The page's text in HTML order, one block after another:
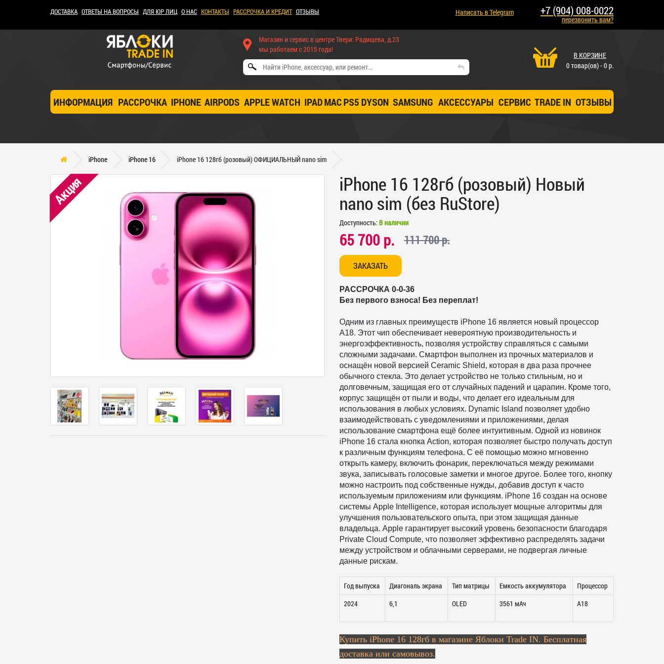
ДОСТАВКА ОТВЕТЫ НА ВОПРОСЫ ДЛЯ ЮР ЛИЦ О НАС КОНТАКТЫ РАССРОЧКА И КРЕДИТ ОТЗЫВЫ Написать в Telegram +7 (904) 008-0022
перезвонить вам?
Магазин и сервис в центре Твери: Радищева, д.23
мы работаем с 2015 года!
В КОРЗИНЕ
0 товар(ов) - 0 р.
ИНФОРМАЦИЯ РАССРОЧКА IPHONE AIRPODS APPLE WATCH IPADMACPS5 DYSON SAMSUNG АКСЕССУАРЫ СЕРВИС TRADE IN ОТЗЫВЫ
iPhone iPhone 16 iPhone 16 128гб (розовый) ОФИЦИАЛЬНЫЙ nano sim
Акция
iPhone 16 128гб (розовый) Новый
nano sim (без RuStore)
Доступность: В наличии
65 700 р. 111 700 р.
ЗАКАЗАТЬ
РАССРОЧКА 0-0-36
Без первого взноса! Без переплат!
Одним из главных преимуществ iPhone 16 является новый процессор
A18. Этот чип обеспечивает невероятную производительность и
энергоэффективность, позволяя устройству справляться с самыми
сложными задачами. Смартфон выполнен из прочных материалов и
оснащён новой версией Ceramic Shield, которая в два раза прочнее
обычного стекла. Это делает устройство не только стильным, но и
долговечным, защищая его от случайных падений и царапин. Кроме того,
корпус защищён от пыли и воды, что делает его идеальным для
использования в любых условиях. Dynamic Island позволяет удобно
взаимодействовать с уведомлениями и приложениями, делая
использование смартфона ещё более интуитивным. Одной из новинок
iPhone 16 стала кнопка Action, которая позволяет быстро получать доступ
к различным функциям телефона. С её помощью можно мгновенно
открыть камеру, включить фонарик, переключаться между режимами
звука, записывать голосовые заметки и многое другое. Более того, кнопку
можно настроить под собственные нужды, добавив доступ к часто
используемым приложениям или функциям. iPhone 16 создан на основе
системы Apple Intelligence, которая использует мощные алгоритмы для
улучшения пользовательского опыта, при этом защищая данные
владельца. Apple гарантирует высокий уровень безопасности благодаря
Private Cloud Compute, что позволяет эффективно распределять задачи
между устройством и облачными серверами, не подвергая личные
данные рискам.
Год выпуска Диагональ экрана Тип матрицы Емкость аккумулятора
Процессор
2024
6,1 OLED 3561 мАч А18
Купить iPhone 16 128гб в магазине Яблоки Trade IN. Бесплатная
доставка или самовывоз.